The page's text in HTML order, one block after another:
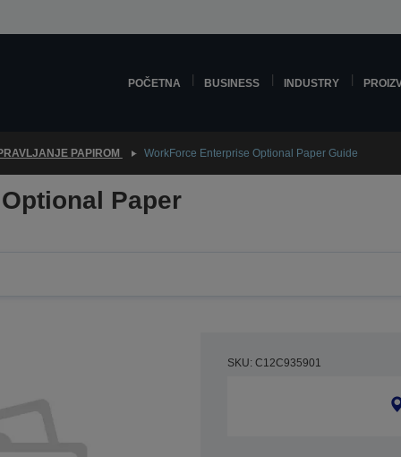
POČETNA BUSINESS INDUSTRY
PAPIROM WorkForce Enterprise Optional Paper Guide
Paper
SKU: C12C935901